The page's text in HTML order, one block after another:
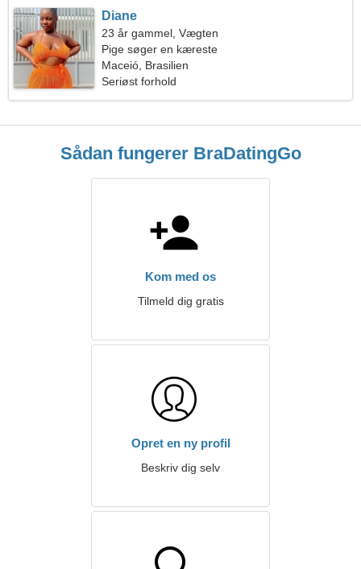
Diane
23 år gammel, Vægten
Pige søger en kæreste
Maceió, Brasilien
Seriøst forhold
Sådan fungerer BraDatingGo
Kom med os
Tilmeld dig gratis
Opret en ny profil
Beskriv dig selv